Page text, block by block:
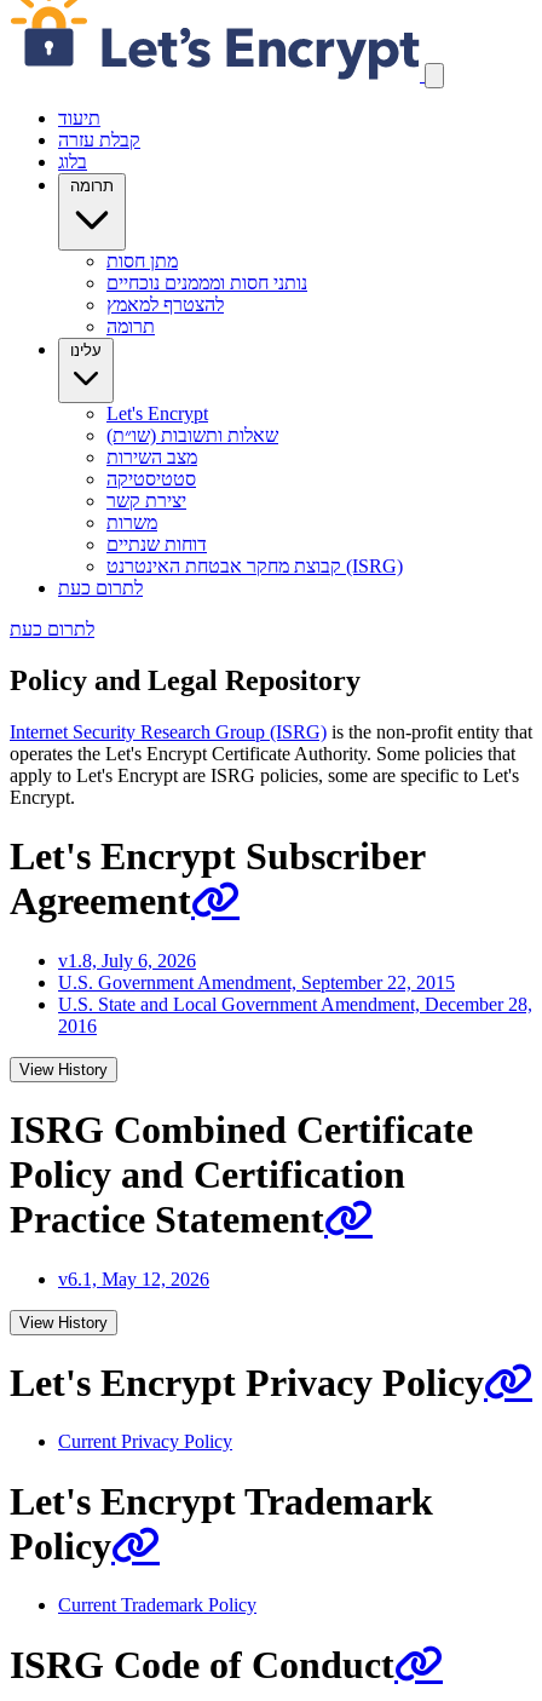
תיעוד
קבלת עזרה
בלוג
תרומה
מתן חסות
נותני חסות ומממנים נוכחיים
להצטרף למאמץ
תרומה
עלינו
Let's Encrypt
שאלות ותשובות (שו״ת)
מצב השירות
סטטיסטיקה
יצירת קשר
משרות
דוחות שנתיים
קבוצת מחקר אבטחת האינטרנט (ISRG)
לתרום כעת
לתרום כעת
Policy and Legal Repository
Internet Security Research Group (ISRG) is the non-profit entity that
operates the Let's Encrypt Certificate Authority. Some policies that
apply to Let's Encrypt are ISRG policies, some are specific to Let's
Encrypt.
Let's Encrypt Subscriber
Agreement
v1.8, July 6, 2026
U.S. Government Amendment, September 22, 2015
U.S. State and Local Government Amendment, December 28,
2016
View History
ISRG Combined Certificate
Policy and Certification
Practice Statement
v6.1, May 12, 2026
View History
Let's Encrypt Privacy Policy
Current Privacy Policy
Let's Encrypt Trademark
Policy
Current Trademark Policy
ISRG Code of Conduct